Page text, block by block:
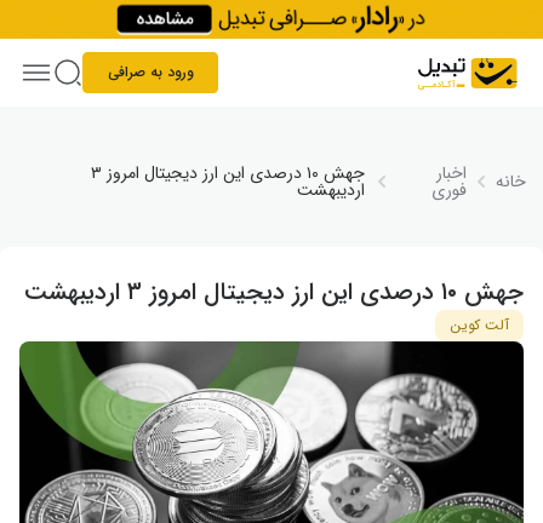
Skip to content
ورود به صرافی
خانه اخبار
فوری
جهش ۱۰ درصدی این ارز دیجیتال امروز ۳
اردیبهشت
جهش ۱۰ درصدی این ارز دیجیتال امروز ۳ اردیبهشت
آلت کوین